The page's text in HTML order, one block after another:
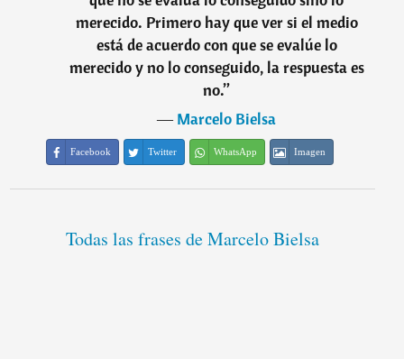
merecido. Primero hay que ver si el medio
está de acuerdo con que se evalúe lo
merecido y no lo conseguido, la respuesta es
no.”
―Marcelo Bielsa
Facebook Twitter WhatsApp Imagen
Todas las frases de Marcelo Bielsa